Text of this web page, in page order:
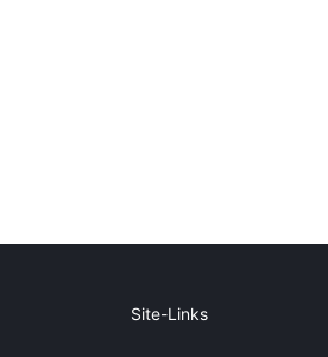
Site-Links